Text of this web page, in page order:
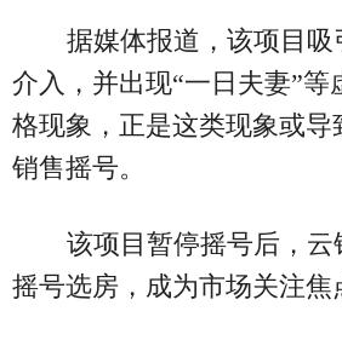
据媒体报道，该项目
介入，并出现“一日夫妻”等
格现象，正是这类现象或导
销售摇号。
该项目暂停摇号后，
摇号选房，成为市场关注焦